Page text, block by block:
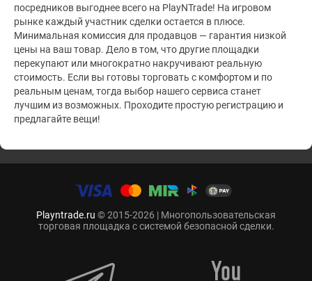
посредников выгоднее всего на PlayNTrade! На игровом
рынке каждый участник сделки остается в плюсе.
Минимальная комиссия для продавцов — гарантия низкой
цены на ваш товар. Дело в том, что другие площадки
перекупают или многократно накручивают реальную
стоимость. Если вы готовы торговать с комфортом и по
реальным ценам, тогда выбор нашего сервиса станет
лучшим из возможных. Проходите простую регистрацию и
предлагайте вещи!
Playntrade.ru © 2015-2026 | Многопользовательская
торговая площадка с системой безопасной сделки.